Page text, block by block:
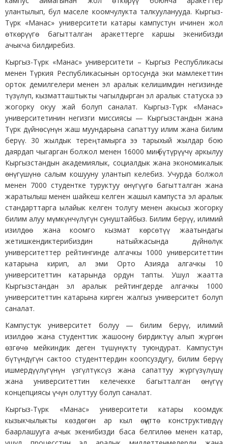
улантылып, бул маселе коомчулукта талкууланууда. Кыргыз-
Түрк «Манас» университети катары кампустун ичинен жол
өткөрүүгө багытталган аракеттерге каршы экенибизди
ачыкча билдиребиз.
Кыргыз-Түрк «Манас» университети – Кыргыз Республикасы
менен Түркия Республикасынын ортосунда эки мамлекеттин
орток демилгелери менен эл аралык келишимдин негизинде
түзүлүп, кызматташтыкты чагылдырган эл аралык статуска ээ
жогорку окуу жай болуп саналат. Кыргыз-Түрк «Манас»
университетинин негизги миссиясы — Кыргызстандын жана
Түрк дүйнөсүнүн жаш муундарына сапаттуу илим жана билим
берүү. 30 жылдык терең тамырга ээ тарыхый жылдар бою
даярдап чыгарган болжол менен 16000 миң бүтүрүүчү аркылуу
Кыргызстандын академиялык, социалдык жана экономикалык
өнүгүшүнө салым кошууну улантып келебиз. Учурда болжол
менен 7000 студентке туруктуу өнүгүүгө багытталган жана
жаратылыш менен шайкеш келген жашыл кампуста эл аралык
стандарттарга ылайык келген толугу менен акысыз жогорку
билим алуу мүмкүнчүлүгүн сунуштайбыз. Билим берүү, илимий
изилдөө жана коомго кызмат көрсөтүү жаатындагы
жетишкендиктерибиздин натыйжасында дүйнөлүк
университеттер рейтингинде алгачкы 1000 университеттин
катарына кирип, ал эми Орто Азияда алгачкы 10
университеттин катарында ордун тапты. Ушул жаатта
Кыргызстандан эл аралык рейтингдерде алгачкы 1000
университеттин катарына кирген жалгыз университет болуп
саналат.
Кампустук университет болуу — билим берүү, илимий
изилдөө жана студенттик жашоону бирдиктүү алып жүргөн
өзгөчө мейкиндик деген түшүнүктү туюндурат. Кампустун
бүтүндүгүн сактоо студенттердин коопсуздугу, билим берүү
ишмердүүлүгүнүн үзгүлтүксүз жана сапаттуу жүргүзүлүшү
жана университеттин келечекке багытталган өнүгүү
концепциясы үчүн олуттуу болуп саналат.
Кыргыз-Түрк «Манас» университети катары коомдук
кызыкчылыкты көздөгөн ар кыл өңүттө конструктивдүү
баарлашууга ачык экенибизди баса белгилөө менен катар,